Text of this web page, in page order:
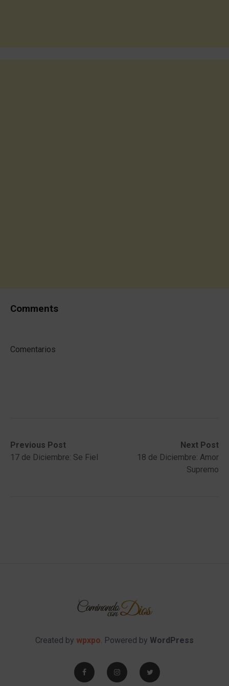
Comments
Comentarios
Post
navigation
Previous Post
Previous
post:17 de Diciembre: Se Fiel
Next Post
Next
post:
18 de Diciembre: Amor
Supremo
Created by wpxpo. Powered by WordPress